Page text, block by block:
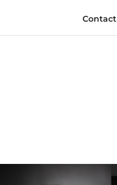
Contact